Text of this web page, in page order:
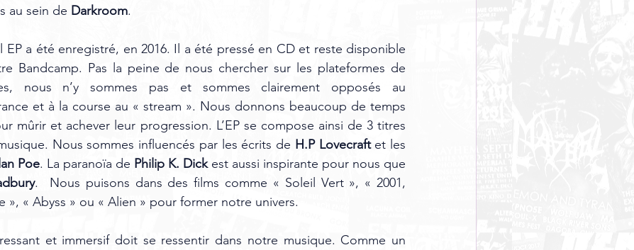
au sein de Darkroom.
EP a été enregistré, en 2016. Il a été pressé en CD et reste disponible
Bandcamp. Pas la peine de nous chercher sur les plateformes de
nous n’y sommes pas et sommes clairement opposés au
et à la course au « stream ». Nous donnons beaucoup de temps
mûrir et achever leur progression. L’EP se compose ainsi de 3 titres
Nous sommes influencés par les écrits de H.P Lovecraft et les
Poe. La paranoïa de Philip K. Dick est aussi inspirante pour nous que
.  Nous puisons dans des films comme « Soleil Vert », « 2001,
», « Abyss » ou « Alien » pour former notre univers.
et immersif doit se ressentir dans notre musique. Comme un